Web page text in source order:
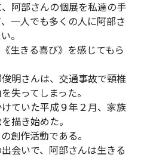
阿部さんの個展を私達の手
一人でも多くの人に阿部さ
。
生きる喜び》を感じてもら
明さんは、交通事故で頸椎
失ってしまった。
ていた平成９年２月、家族
描き始めた。
創作活動である。
会いで、阿部さんは生きる